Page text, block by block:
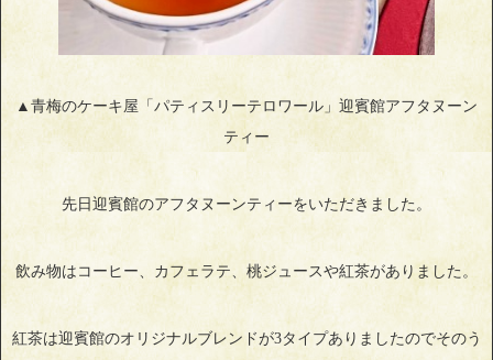
▲青梅のケーキ屋「パティスリーテロワール」迎賓館アフタヌーン
ティー
先日迎賓館のアフタヌーンティーをいただきました。
飲み物はコーヒー、カフェラテ、桃ジュースや紅茶がありました。
紅茶は迎賓館のオリジナルブレンドが3タイプありましたのでそのう